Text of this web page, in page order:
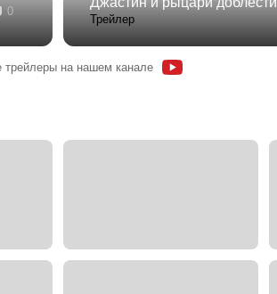
0
Трейлер
трейлеры на нашем канале